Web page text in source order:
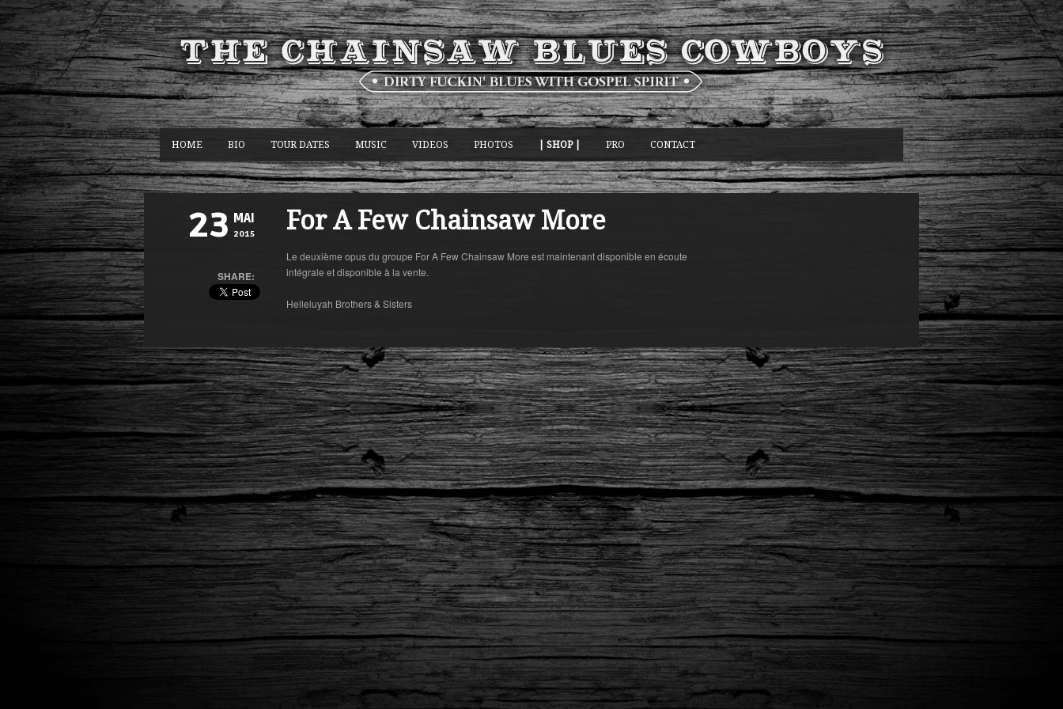
HOME BIO TOUR DATES MUSIC VIDEOS PHOTOS | SHOP | PRO CONTACT
23 MAI
2015
SHARE:
For A Few Chainsaw More
Le deuxième opus du groupe For A Few Chainsaw More est maintenant disponible en écoute
intégrale et disponible à la vente.
Helleluyah Brothers & Sisters